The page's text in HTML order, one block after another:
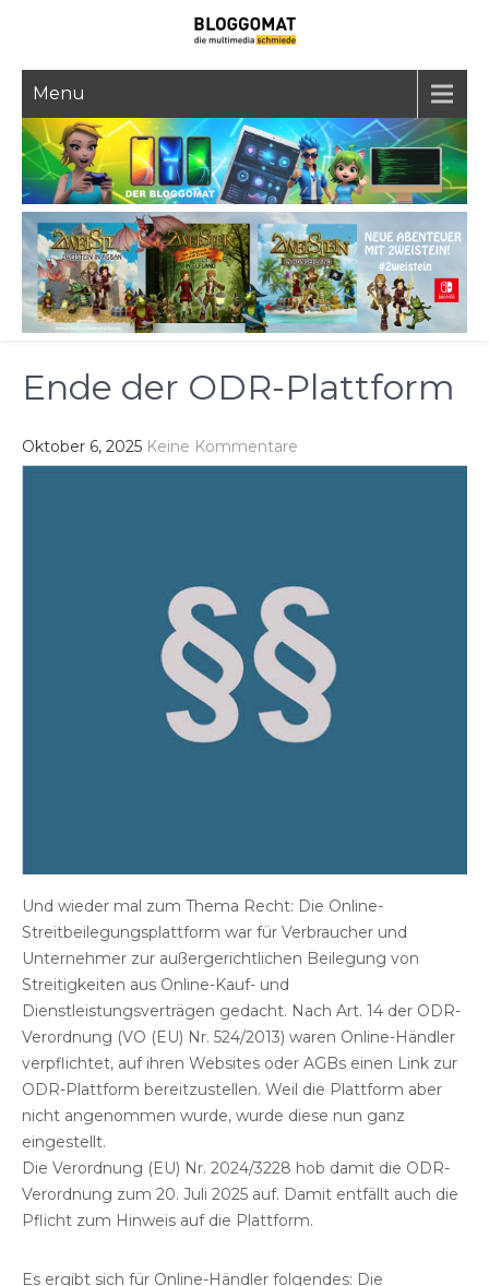
Menu
Ende der ODR-Plattform
Oktober 6, 2025 Keine Kommentare
Und wieder mal zum Thema Recht: Die Online-
Streitbeilegungsplattform war für Verbraucher und
Unternehmer zur außergerichtlichen Beilegung von
Streitigkeiten aus Online-Kauf- und
Dienstleistungsverträgen gedacht. Nach Art. 14 der ODR-
Verordnung (VO (EU) Nr. 524/2013) waren Online-Händler
verpflichtet, auf ihren Websites oder AGBs einen Link zur
ODR-Plattform bereitzustellen. Weil die Plattform aber
nicht angenommen wurde, wurde diese nun ganz
eingestellt.
Die Verordnung (EU) Nr. 2024/3228 hob damit die ODR-
Verordnung zum 20. Juli 2025 auf. Damit entfällt auch die
Pflicht zum Hinweis auf die Plattform.
Es ergibt sich für Online-Händler folgendes: Die